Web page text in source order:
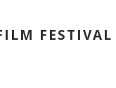
FESTIVAL